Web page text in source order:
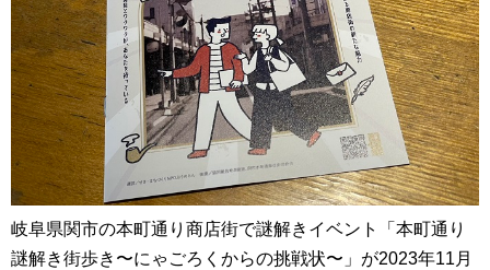
岐阜県関市の本町通り商店街で謎解きイベント「本町通り
謎解き街歩き〜にゃごろくからの挑戦状〜」が2023年11月